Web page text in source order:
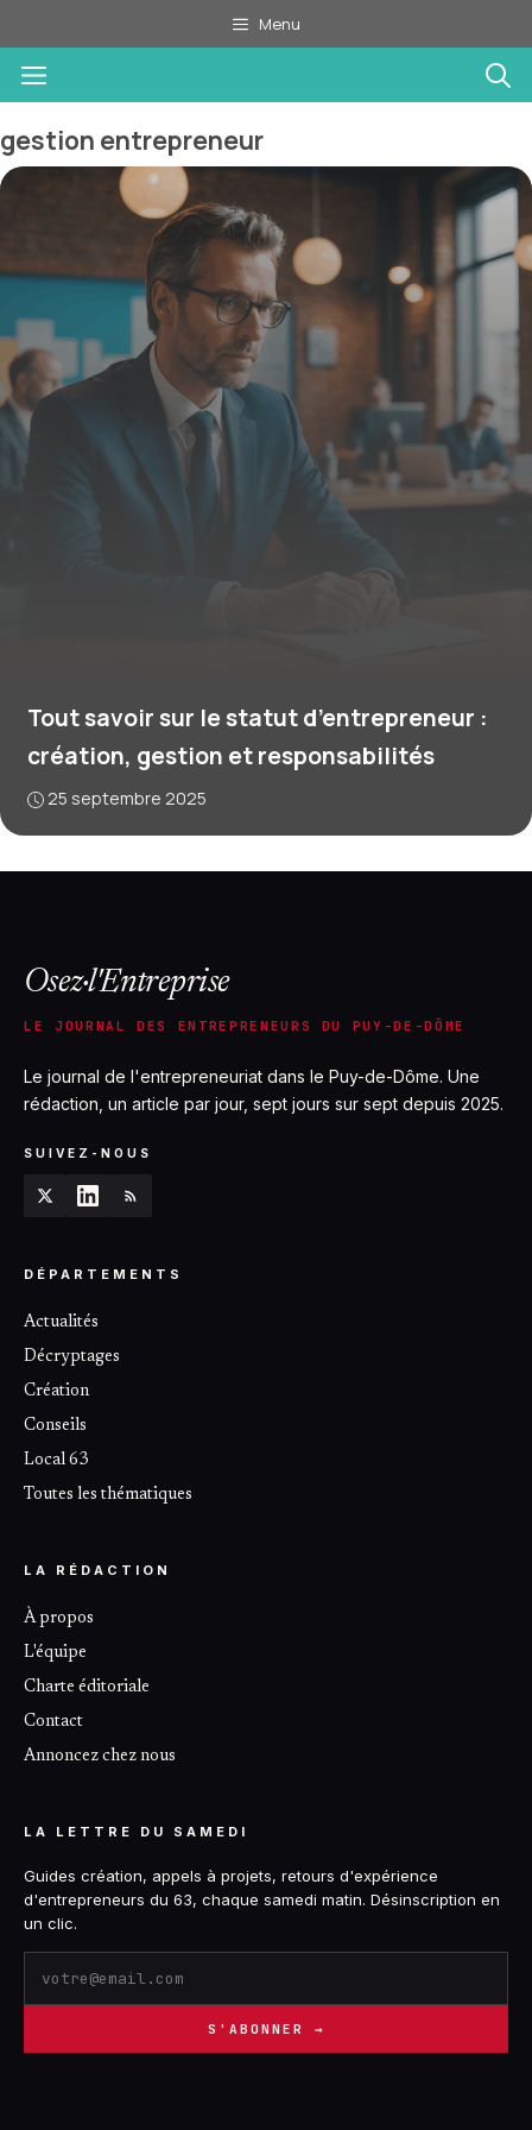
au
contenu
Menu
Menu
gestion entrepreneur
Tout savoir sur le statut d’entrepreneur :
création, gestion et responsabilités
25 septembre 2025
Osez·l'Entreprise
LE JOURNAL DES ENTREPRENEURS DU PUY-DE-DÔME
Le journal de l'entrepreneuriat dans le Puy-de-Dôme. Une
rédaction, un article par jour, sept jours sur sept depuis 2025.
SUIVEZ-NOUS
DÉPARTEMENTS
Actualités
Décryptages
Création
Conseils
Local 63
Toutes les thématiques
LA RÉDACTION
À propos
L'équipe
Charte éditoriale
Contact
Annoncez chez nous
LA LETTRE DU SAMEDI
Guides création, appels à projets, retours d'expérience
d'entrepreneurs du 63, chaque samedi matin. Désinscription en
un clic.
S'ABONNER →